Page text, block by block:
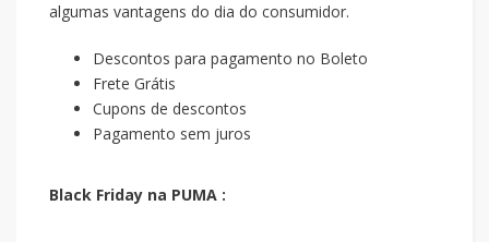
algumas vantagens do dia do consumidor.
Descontos para pagamento no Boleto
Frete Grátis
Cupons de descontos
Pagamento sem juros
Black Friday na PUMA :